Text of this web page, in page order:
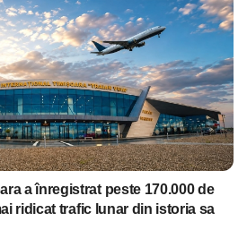
a înregistrat peste 170.000 de
ridicat trafic lunar din istoria sa